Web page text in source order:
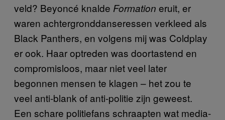
veld? Beyoncé knalde Formation eruit, er
waren achtergronddanseressen verkleed als
Black Panthers, en volgens mij was Coldplay
er ook. Haar optreden was doortastend en
compromisloos, maar niet veel later
begonnen mensen te klagen – het zou te
veel anti-blank of anti-politie zijn geweest.
Een schare politiefans schraapten wat media-